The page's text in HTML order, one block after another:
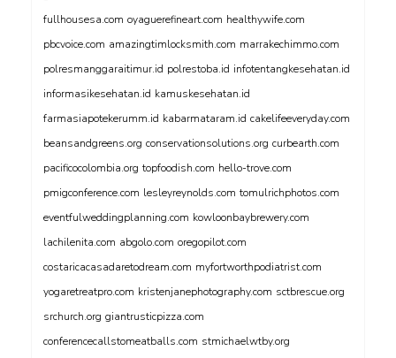
fullhousesa.com oyaguerefineart.com healthywife.com
pbcvoice.com amazingtimlocksmith.com marrakechimmo.com
polresmanggaraitimur.id polrestoba.id infotentangkesehatan.id
informasikesehatan.id kamuskesehatan.id
farmasiapotekerumm.id kabarmataram.id cakelifeeveryday.com
beansandgreens.org conservationsolutions.org curbearth.com
pacificocolombia.org topfoodish.com hello-trove.com
pmigconference.com lesleyreynolds.com tomulrichphotos.com
eventfulweddingplanning.com kowloonbaybrewery.com
lachilenita.com abgolo.com oregopilot.com
costaricacasadaretodream.com myfortworthpodiatrist.com
yogaretreatpro.com kristenjanephotography.com sctbrescue.org
srchurch.org giantrusticpizza.com
conferencecallstomeatballs.com stmichaelwtby.org